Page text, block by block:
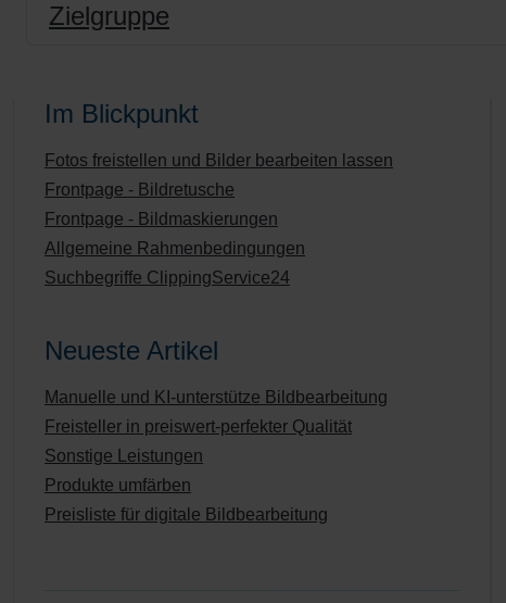
Zielgruppe
Im Blickpunkt
Fotos freistellen und Bilder bearbeiten lassen
Frontpage - Bildretusche
Frontpage - Bildmaskierungen
Allgemeine Rahmenbedingungen
Suchbegriffe ClippingService24
Neueste Artikel
Manuelle und KI-unterstütze Bildbearbeitung
Freisteller in preiswert-perfekter Qualität
Sonstige Leistungen
Produkte umfärben
Preisliste für digitale Bildbearbeitung